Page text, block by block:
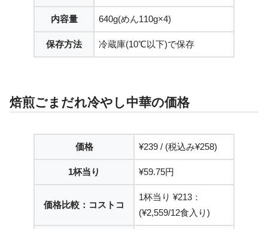
内容量 640g(めん110g×4)
保存方法 冷蔵庫(10℃以下)で保存
焙煎ごまだれ冷やし中華の価格
価格 ¥239 / (税込み¥258)
1杯当り ¥59.75円
価格比較：コストコ
1杯当り ¥213：
(¥2,559/12食入り)